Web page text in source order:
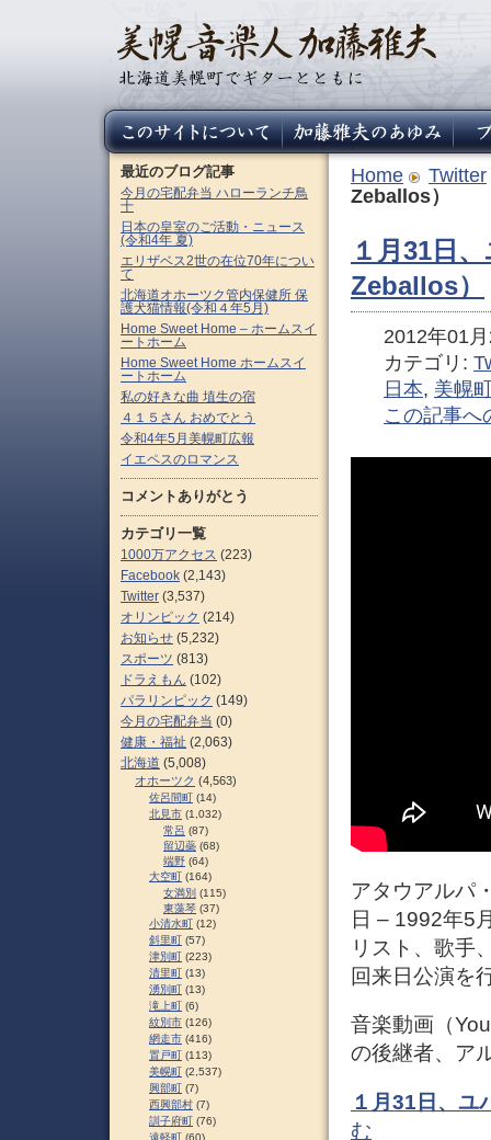
Home
Twitter
Zeballos）
１月31日
Zeballos）
2012年01
カテゴリ:
日本, 美幌
この記事へ
アタウアルパ
日 – 1992年5
リスト、歌手
回来日公演を
音楽動画（
の後継者、ア
１月31日、
む
最近のブログ記事
今月の宅配弁当 ハローランチ鳥
十
日本の皇室のご活動・ニュース
(令和4年 夏)
エリザベス2世の在位70年につい
て
北海道オホーツク管内保健所 保
護犬猫情報(令和４年5月)
Home Sweet Home – ホームスイ
ートホーム
Home Sweet Home ホームスイ
ートホーム
私の好きな曲 埴生の宿
４１５さん おめでとう
令和4年5月美幌町広報
イエペスのロマンス
コメントありがとう
カテゴリ一覧
1000万アクセス (223)
Facebook (2,143)
Twitter (3,537)
オリンピック (214)
お知らせ (5,232)
スポーツ (813)
ドラえもん (102)
パラリンピック (149)
今月の宅配弁当 (0)
健康・福祉 (2,063)
北海道 (5,008)
オホーツク (4,563)
佐呂間町 (14)
北見市 (1,032)
常呂 (87)
留辺蘂 (68)
端野 (64)
大空町 (164)
女満別 (115)
東藻琴 (37)
小清水町 (12)
斜里町 (57)
津別町 (223)
清里町 (13)
湧別町 (13)
滝上町 (6)
紋別市 (126)
網走市 (416)
置戸町 (113)
美幌町 (2,537)
興部町 (7)
西興部村 (7)
訓子府町 (76)
遠軽町 (60)